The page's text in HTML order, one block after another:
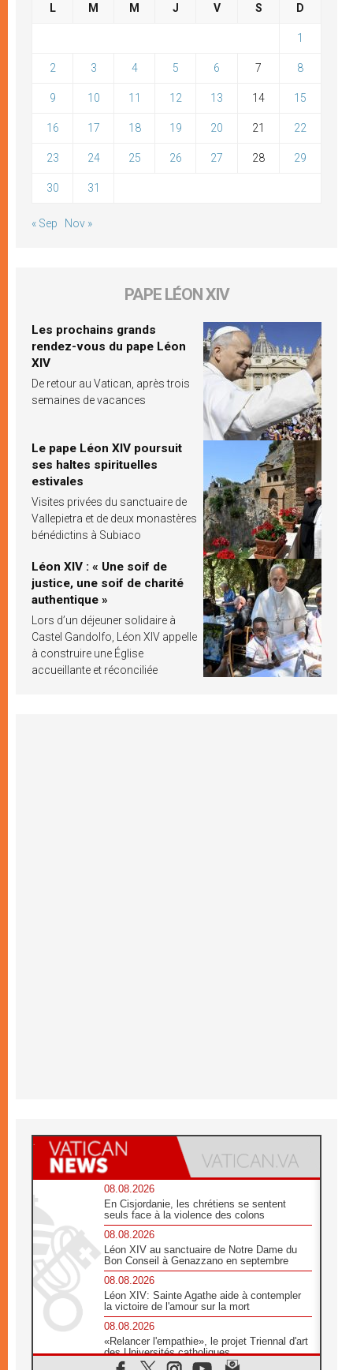
L M M J V S D
1
2 3 4 5 6 7 8
9 10 11 12 13 14 15
16 17 18 19 20 21 22
23 24 25 26 27 28 29
30 31
« Sep Nov »
PAPE LÉON XIV
Les prochains grands
rendez-vous du pape Léon
XIV
De retour au Vatican, après trois
semaines de vacances
Le pape Léon XIV poursuit
ses haltes spirituelles
estivales
Visites privées du sanctuaire de
Vallepietra et de deux monastères
bénédictins à Subiaco
Léon XIV : « Une soif de
justice, une soif de charité
authentique »
Lors d’un déjeuner solidaire à
Castel Gandolfo, Léon XIV appelle
à construire une Église
accueillante et réconciliée
08.08.2026
En Cisjordanie, les chrétiens se sentent
seuls face à la violence des colons
08.08.2026
Léon XIV au sanctuaire de Notre Dame du
Bon Conseil à Genazzano en septembre
08.08.2026
Léon XIV: Sainte Agathe aide à contempler
la victoire de l'amour sur la mort
08.08.2026
«Relancer l'empathie», le projet Triennal d'art
des Universités catholiques